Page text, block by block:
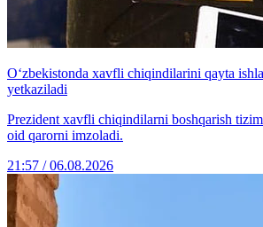
O‘zbekistonda xavfli chiqindilarini qayta
yetkaziladi
Prezident xavfli chiqindilarni boshqarish
oid qarorni imzoladi.
21:57 / 06.08.2026